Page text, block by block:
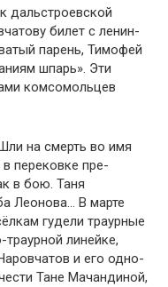
дальстроевской
билет с ленин­
парень, Тимофей
шпарь». Эти
комсомольцев
на смерть во имя
перековке пре­
в бою. Таня
Леонова… В марте
гудели траурные
линейке,
и его одно­
Тане Мачанди­ной,